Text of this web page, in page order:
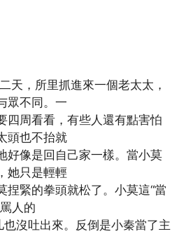
天，所里抓進來一個老太太，
眾不同。一
四周看看，有些人還有點害怕
頭也不抬就
好像是回自己家一樣。當小莫
她只是輕輕
捏緊的拳頭就松了。小莫這“當
人的
也沒吐出來。反倒是小秦當了主